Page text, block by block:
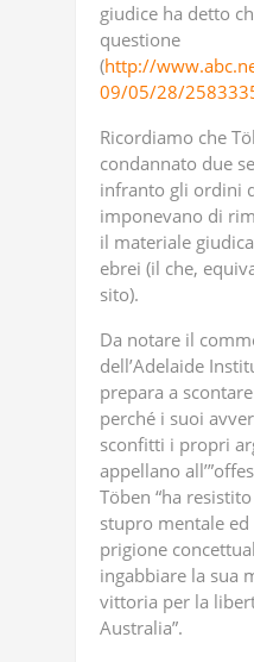
giudice ha detto
questione
(http://
09/05/28/
Ricordiamo che
condannato due
infranto gli ordini
imponevano di
il materiale
ebrei (il che,
sito).
Da notare il
dell’Adelaide
prepara a
perché i suoi
sconfitti i propri
appellano
Töben “ha
stupro mentale
prigione
ingabbiare la sua
vittoria per la
Australia”.